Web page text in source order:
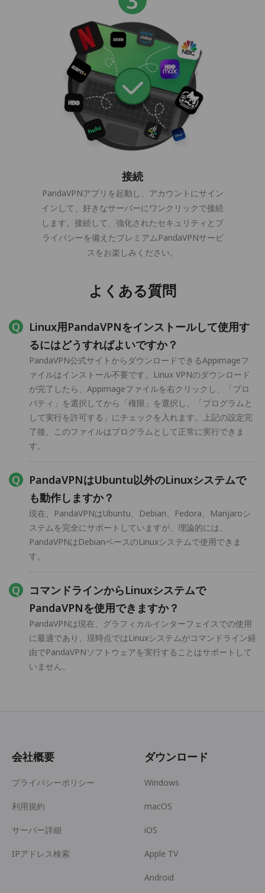
接続
PandaVPNアプリを起動し、アカウントにサイン
インして、好きなサーバーにワンクリックで接続
します。接続して、強化されたセキュリティとプ
ライバシーを備えたプレミアムPandaVPNサービ
スをお楽しみください。
よくある質問
Linux用PandaVPNをインストールして使用す
るにはどうすればよいですか？
PandaVPN公式サイトからダウンロードできるAppimageフ
ァイルはインストール不要です。Linux VPNのダウンロード
が完了したら、Appimageファイルを右クリックし、「プロ
パティ」を選択してから「権限」を選択し、「プログラムと
して実行を許可する」にチェックを入れます。上記の設定完
了後、このファイルはプログラムとして正常に実行できま
す。
PandaVPNはUbuntu以外のLinuxシステムで
も動作しますか？
現在、PandaVPNはUbuntu、Debian、Fedora、Manjaroシ
ステムを完全にサポートしていますが、理論的には、
PandaVPNはDebianベースのLinuxシステムで使用できま
す。
コマンドラインからLinuxシステムで
PandaVPNを使用できますか？
PandaVPNは現在、グラフィカルインターフェイスでの使用
に最適であり、現時点ではLinuxシステムがコマンドライン経
由でPandaVPNソフトウェアを実行することはサポートして
いません。
会社概要
プライバシーポリシー
利用規約
サーバー詳細
IPアドレス検索
ダウンロード
Windows
macOS
iOS
Apple TV
Android